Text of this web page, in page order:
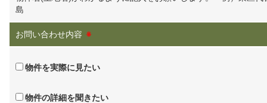
島
お問い合わせ内容 ※
物件を実際に見たい
物件の詳細を聞きたい